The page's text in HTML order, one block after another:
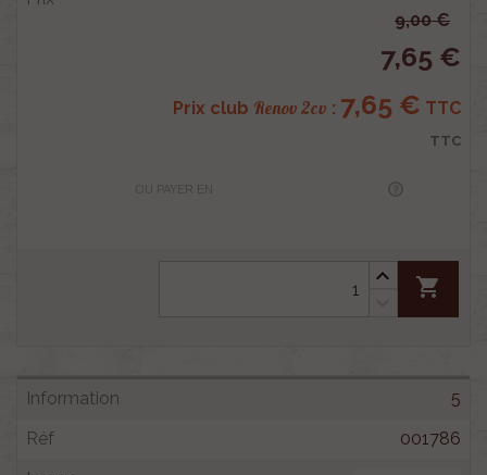
9,00 €
7,65 €
Prix club Renov 2cv : 7,65 € TTC
TTC
OU PAYER EN
shopping_cart
5
001786